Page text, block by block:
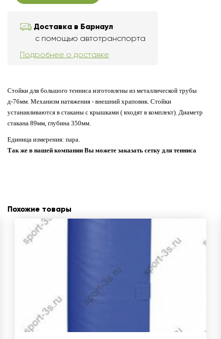
Доставка в Барнаул
с помощью автотранспорта
Подробнее о доставке
Стойки для большого тенниса изготовлены из металлической трубы
д-76мм. Механизм натяжения - внешний храповик. Стойки
устанавливаются в стаканы с крышками ( входят в комплект). Диаметр
стакана 89мм, глубина 350мм.
Единица измерения: пара.
Так же в нашей компании Вы можете заказать сетку для тенниса
Похожие товары